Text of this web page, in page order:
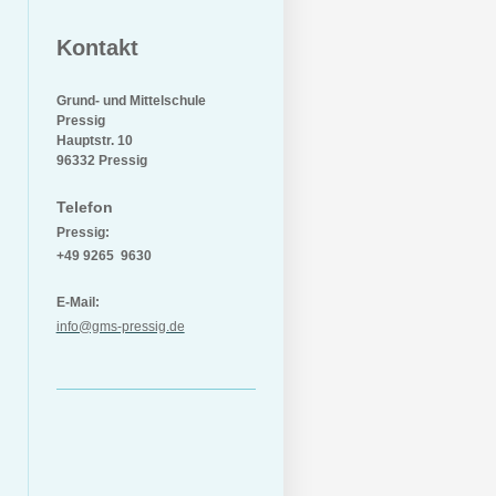
Kontakt
Grund- und Mittelschule
Pressig
Hauptstr. 10
96332 Pressig
Telefon
Pressig:
+49 9265 9630
E-Mail:
info@gms-pressig.de